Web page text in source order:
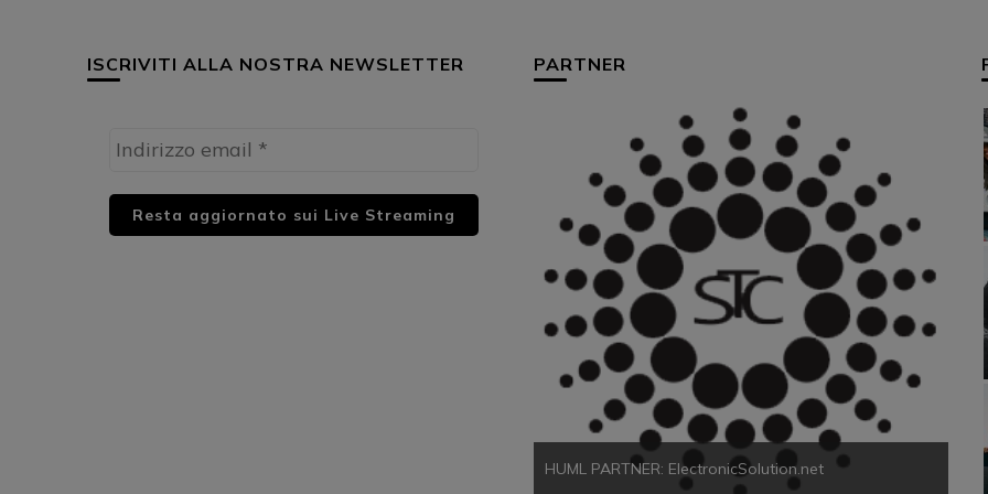
ISCRIVITI ALLA NOSTRA NEWSLETTER PARTNER
HUML PARTNER: ElectronicSolution.net